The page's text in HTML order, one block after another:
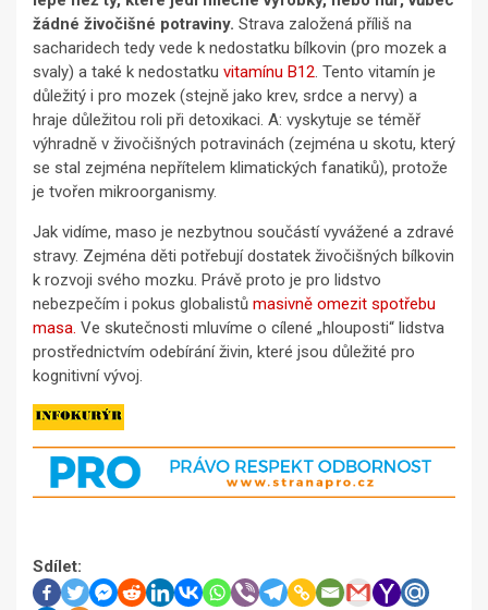
žádné živočišné potraviny. Strava založená příliš na
sacharidech tedy vede k nedostatku bílkovin (pro mozek a
svaly) a také k nedostatku vitamínu B12. Tento vitamín je
důležitý i pro mozek (stejně jako krev, srdce a nervy) a
hraje důležitou roli při detoxikaci. A: vyskytuje se téměř
výhradně v živočišných potravinách (zejména u skotu, který
se stal zejména nepřítelem klimatických fanatiků), protože
je tvořen mikroorganismy.
Jak vidíme, maso je nezbytnou součástí vyvážené a zdravé
stravy. Zejména děti potřebují dostatek živočišných bílkovin
k rozvoji svého mozku. Právě proto je pro lidstvo
nebezpečím i pokus globalistů masivně omezit spotřebu
masa. Ve skutečnosti mluvíme o cílené „hlouposti“ lidstva
prostřednictvím odebírání živin, které jsou důležité pro
kognitivní vývoj.
Sdílet: